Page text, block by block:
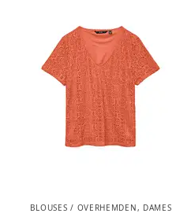
BLOUSES / OVERHEMDEN, DAMES